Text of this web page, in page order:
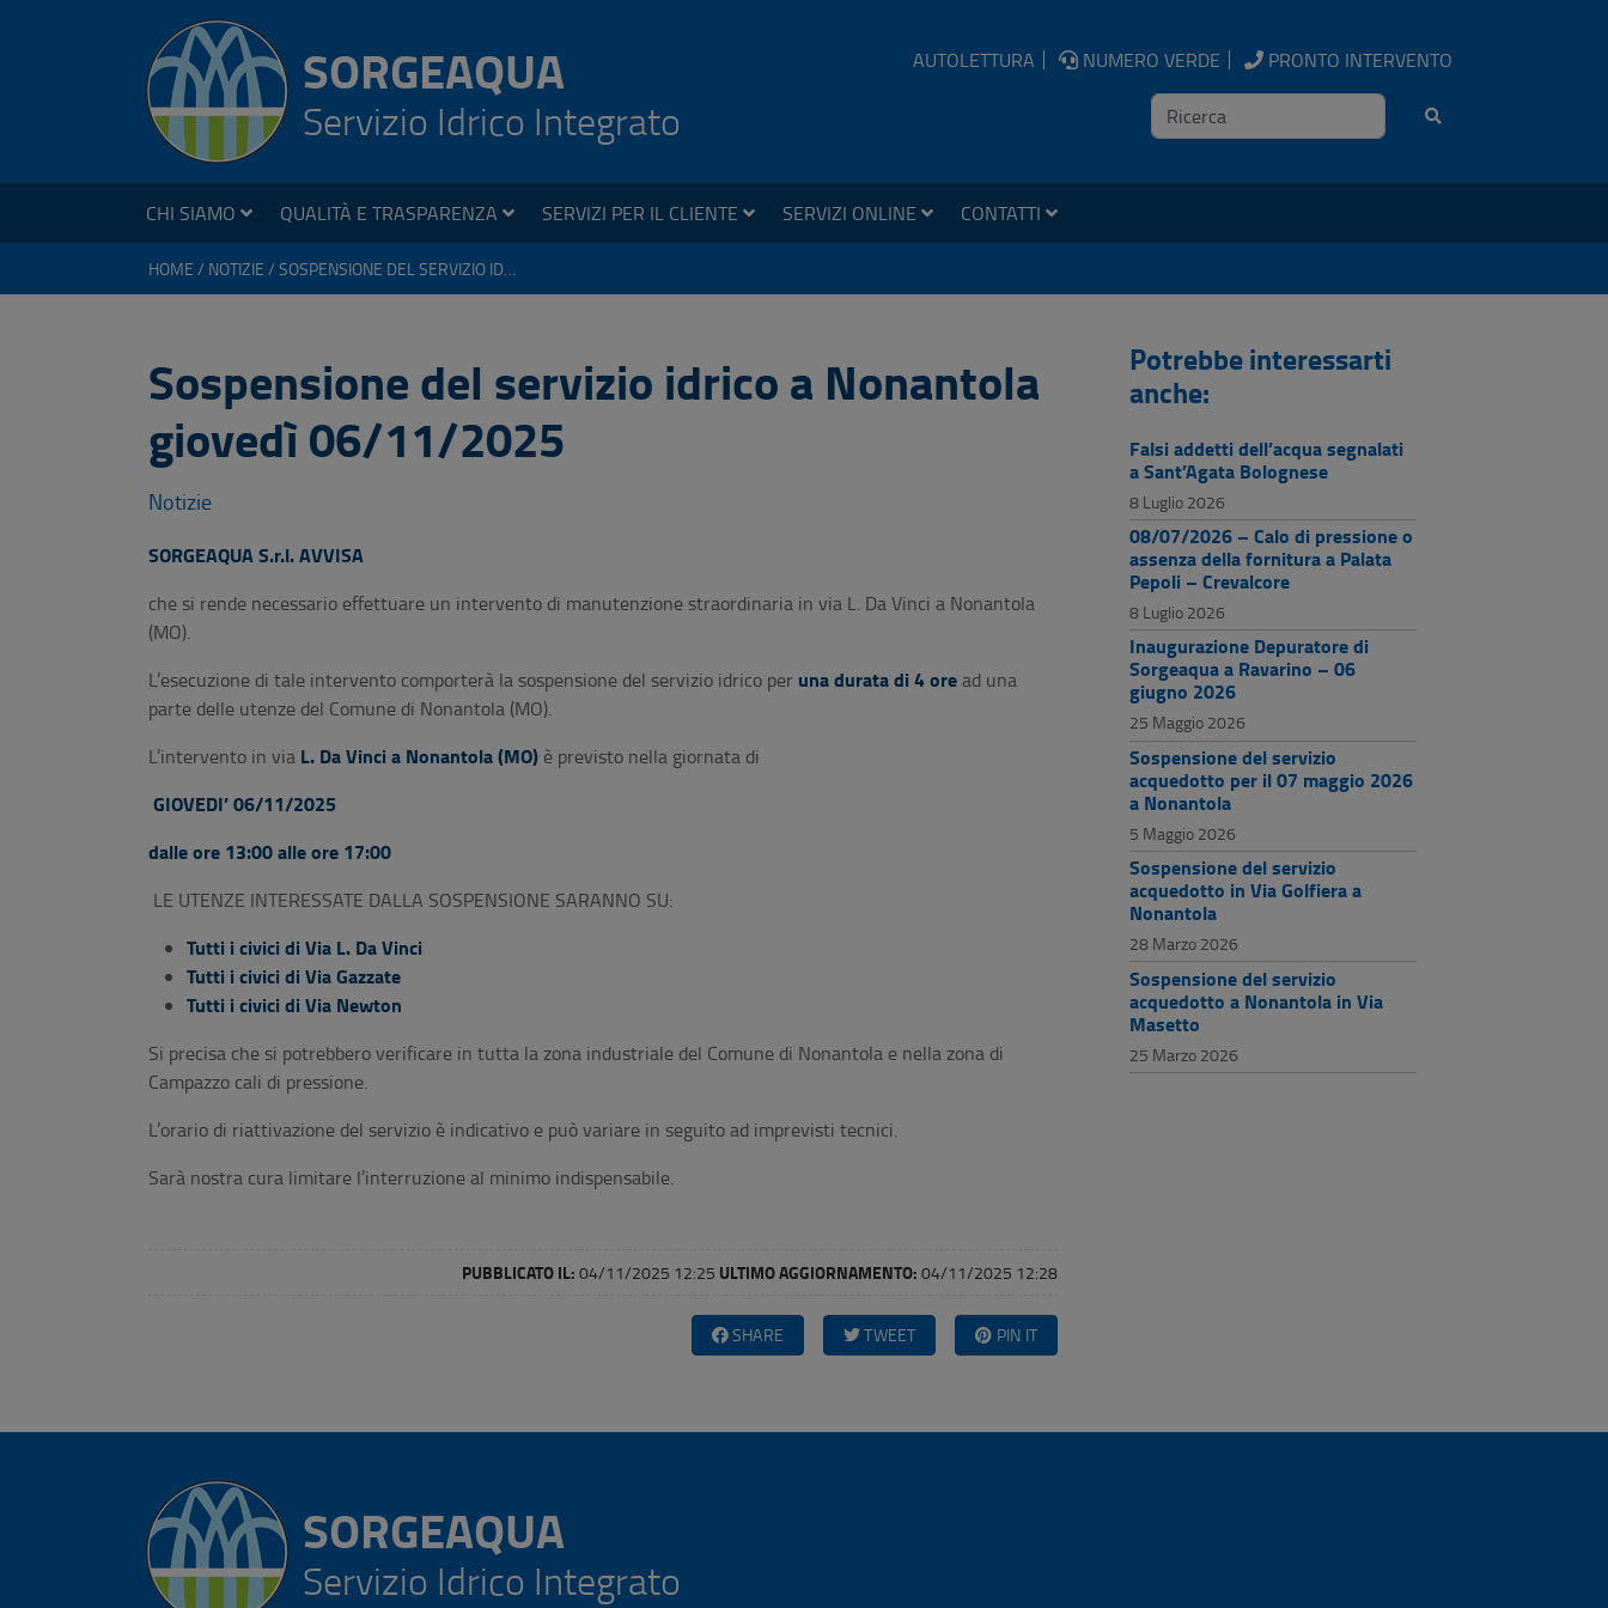
SORGEAQUA
Servizio Idrico Integrato
AUTOLETTURA NUMERO VERDE
PRONTO INTERVENTO
Ricerca
CHI SIAMO QUALITÀ E TRASPARENZA SERVIZI PER IL CLIENTE SERVIZI ONLINE CONTATTI
HOME NOTIZIE SOSPENSIONE DEL SERVIZIO IDRICO A NONANTOLA GIOVEDÌ 06/11/2025
Sospensione del servizio idrico a Nonantola
giovedì 06/11/2025
Notizie
SORGEAQUA S.r.l. AVVISA
che si rende necessario effettuare un intervento di manutenzione straordinaria in via L. Da Vinci a Nonantola
(MO).
L’esecuzione di tale intervento comporterà la sospensione del servizio idrico per una durata di 4 oread una
parte delle utenze del Comune di Nonantola (MO).
L’intervento in via L. Da Vinci a Nonantola (MO) è previsto nella giornata di
GIOVEDI’06/11/2025
dalle ore 13:00 alle ore 17:00
LE UTENZE INTERESSATE DALLA SOSPENSIONE SARANNO SU:
Tutti i civici di Via L. Da Vinci
Tutti i civici di Via Gazzate
Tutti i civici di Via Newton
Si precisa che si potrebbero verificare in tutta la zona industriale del Comune di Nonantola e nella zona di
Campazzo cali di pressione.
L’orario di riattivazione del servizio è indicativo e può variare in seguito ad imprevisti tecnici.
Sarà nostra cura limitare l’interruzione al minimo indispensabile.
PUBBLICATO IL: 04/11/2025 12:25 ULTIMO AGGIORNAMENTO: 04/11/2025 12:28
SHARE TWEET PIN IT
Potrebbe interessarti
anche:
Falsi addetti dell’acqua segnalati
a Sant’Agata Bolognese
8 Luglio 2026
08/07/2026 – Calo di pressione o
assenza della fornitura a Palata
Pepoli – Crevalcore
8 Luglio 2026
Inaugurazione Depuratore di
Sorgeaqua a Ravarino – 06
giugno 2026
25 Maggio 2026
Sospensione del servizio
acquedotto per il 07 maggio 2026
a Nonantola
5 Maggio 2026
Sospensione del servizio
acquedotto in Via Golfiera a
Nonantola
28 Marzo 2026
Sospensione del servizio
acquedotto a Nonantola in Via
Masetto
25 Marzo 2026
SORGEAQUA
Servizio Idrico Integrato